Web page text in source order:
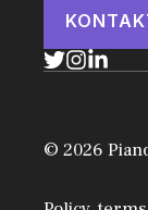
© 2026